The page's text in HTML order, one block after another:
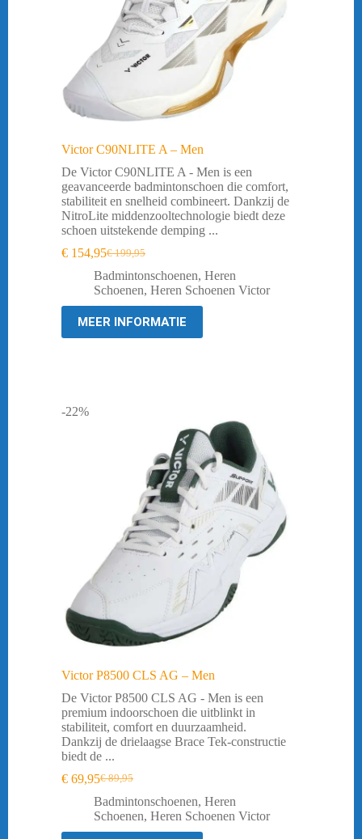
Victor C90NLITE A – Men
De Victor C90NLITE A - Men is een
geavanceerde badmintonschoen die comfort,
stabiliteit en snelheid combineert. Dankzij de
NitroLite middenzooltechnologie biedt deze
schoen uitstekende demping ...
€199,95
Oorspronkelijke
prijs
was:
€ 199,95.
€ 154,95Huidige
prijs
is:
€ 154,95.
Badmintonschoenen, Heren
Schoenen, Heren Schoenen Victor
MEER INFORMATIE
-22%
Victor P8500 CLS AG – Men
De Victor P8500 CLS AG - Men is een
premium indoorschoen die uitblinkt in
stabiliteit, comfort en duurzaamheid.
Dankzij de drielaagse Brace Tek-constructie
biedt de ...
€89,95
Oorspronkelijke
prijs
was:
€ 69,95Huidige
prijs
is:
Badmintonschoenen, Heren
Schoenen, Heren Schoenen Victor